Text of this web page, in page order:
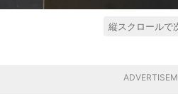
縦スクロールで